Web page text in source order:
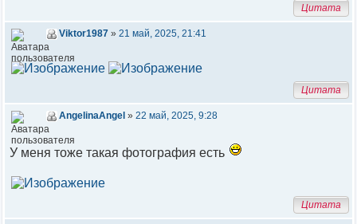
Цитата
Viktor1987 » 21 май, 2025, 21:41
Цитата
AngelinaAngel » 22 май, 2025, 9:28
У меня тоже такая фотография есть
Цитата